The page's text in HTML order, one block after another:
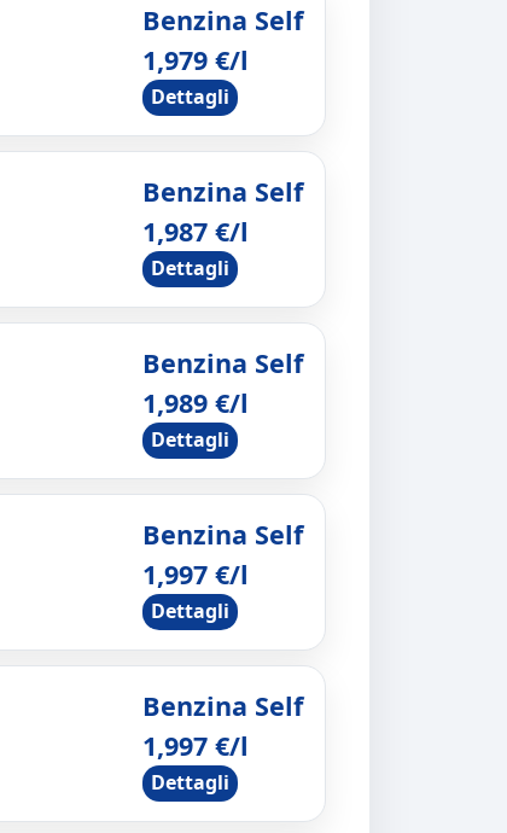
Benzina Self
1,979 €/l
Dettagli
Benzina Self
1,987 €/l
Dettagli
Benzina Self
1,989 €/l
Dettagli
Benzina Self
1,997 €/l
Dettagli
Benzina Self
1,997 €/l
Dettagli